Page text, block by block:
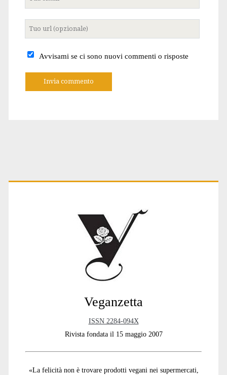
email
sito
Avvisami se ci sono nuovi commenti o risposte
i
Primary
Veganzetta
ISSN 2284-094X
Rivista fondata il 15 maggio 2007
«La felicità non è trovare prodotti vegani nei supermercati,